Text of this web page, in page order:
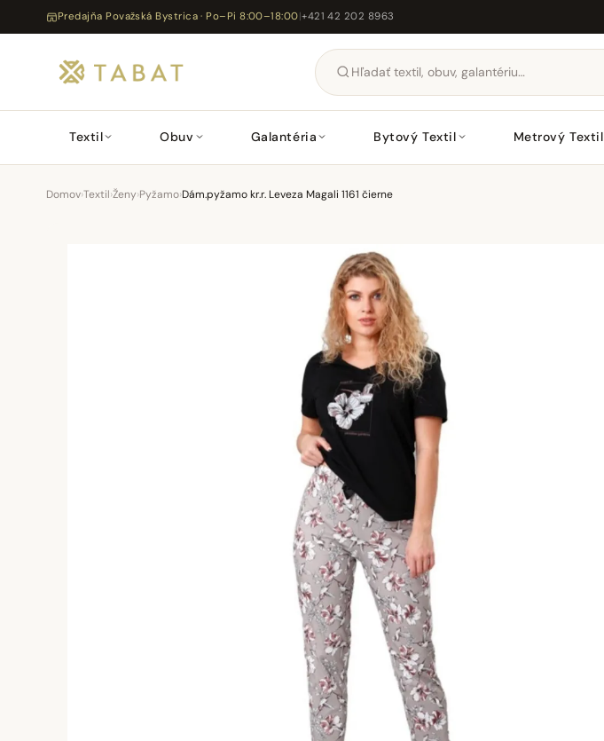
Predajňa Považská Bystrica · Po–Pi 8:00–18:00|+421 42 202 8963
Textil Obuv Galantéria Bytový Textil Metrový Textil
Domov›Textil›Ženy›Pyžamo›Dám.pyžamo kr.r. Leveza Magali 1161 čierne